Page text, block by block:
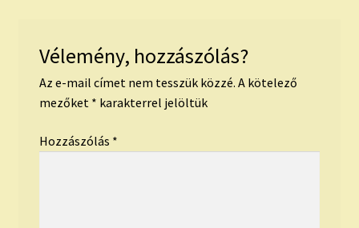
Vélemény, hozzászólás?
Az e-mail címet nem tesszük közzé. A kötelező
mezőket * karakterrel jelöltük
Hozzászólás *